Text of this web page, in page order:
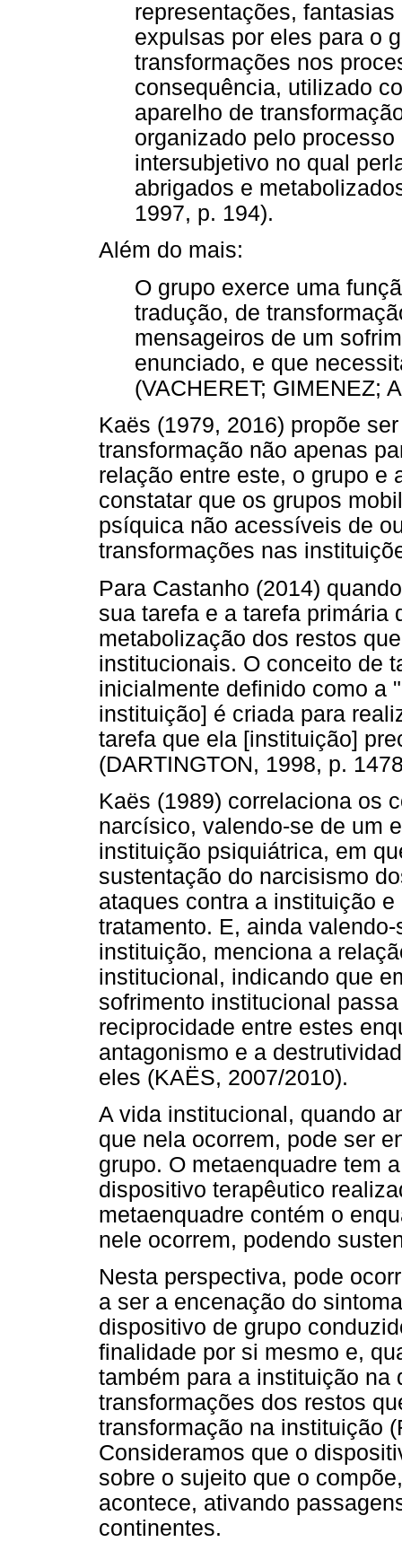
representações,
expulsas por eles para o
transformações nos
consequência, utilizado
aparelho de
organizado pelo
intersubjetivo no qual
abrigados e
1997, p. 194).
Além do mais:
O grupo exerce uma
tradução, de
mensageiros de um
enunciado, e que
(VACHERET; GIMENEZ;
Kaës (1979, 2016) propõe
transformação não apenas
relação entre este, o grupo e
constatar que os grupos
psíquica não acessíveis de
transformações nas
Para Castanho (2014)
sua tarefa e a tarefa primária
metabolização dos restos
institucionais. O conceito de
inicialmente definido como a
instituição] é criada para
tarefa que ela [instituição]
(DARTINGTON, 1998, p.
Kaës (1989) correlaciona os
narcísico, valendo-se de um
instituição psiquiátrica, em
sustentação do narcisismo
ataques contra a instituição
tratamento. E, ainda
instituição, menciona a
institucional, indicando que
sofrimento institucional
reciprocidade entre estes
antagonismo e a
eles (KAËS, 2007/2010).
A vida institucional, quando
que nela ocorrem, pode ser
grupo. O metaenquadre tem
dispositivo terapêutico
metaenquadre contém o
nele ocorrem, podendo
Nesta perspectiva, pode
a ser a encenação do
dispositivo de grupo
finalidade por si mesmo e,
também para a instituição na
transformações dos restos
transformação na instituição
Consideramos que o
sobre o sujeito que o
acontece, ativando
continentes.